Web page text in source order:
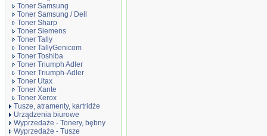
Toner Samsung
Toner Samsung / Dell
Toner Sharp
Toner Siemens
Toner Tally
Toner TallyGenicom
Toner Toshiba
Toner Triumph Adler
Toner Triumph-Adler
Toner Utax
Toner Xante
Toner Xerox
Tusze, atramenty, kartridże
Urządzenia biurowe
Wyprzedaże - Tonery, bębny
Wyprzedaże - Tusze